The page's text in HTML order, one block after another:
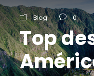
Blog 0
Top